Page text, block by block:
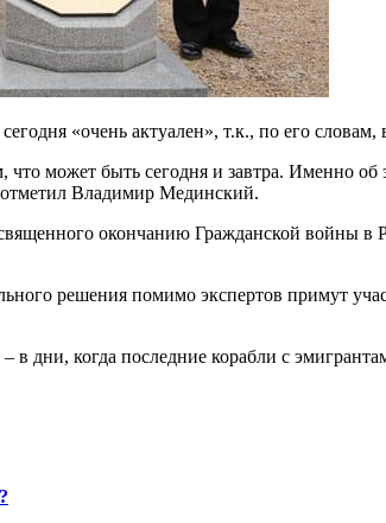
«очень актуален», т.к., по его
что может быть сегодня и завтра. Именно
отметил Владимир Мединский.
окончанию Гражданской войны
решения помимо экспертов примут
дни, когда последние корабли с